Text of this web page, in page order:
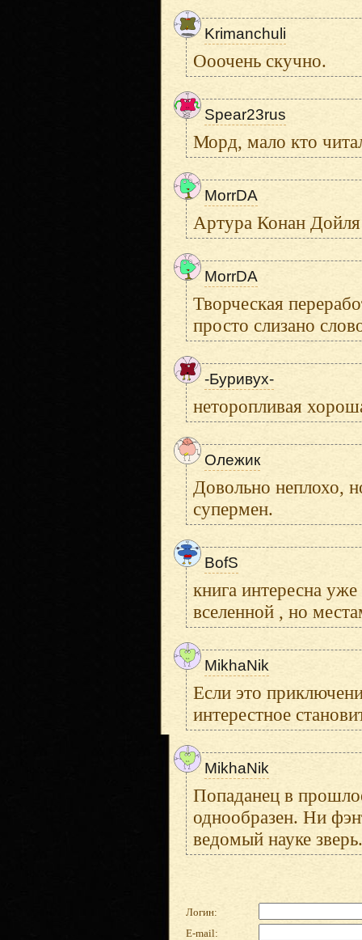
Krimanchuli
Ооочень скучно.
Spear23rus
Морд, мало кто
MorrDA
Артура Конан
MorrDA
Творческая
просто слизано
-Буривух-
неторопливая
Олежик
Довольно неплохо,
супермен.
BofS
книга интересна
вселенной , но
MikhaNik
Если это
интерестное
MikhaNik
Попаданец в
однообразен. Ни
ведомый науке
Логин:
E-mail: